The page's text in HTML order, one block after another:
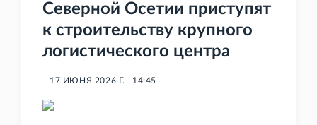
Северной Осетии приступят
к строительству крупного
логистического центра
17 ИЮНЯ 2026 Г. 14:45